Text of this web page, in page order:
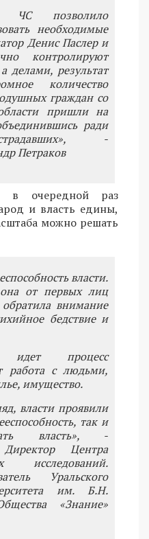
ЧС позволило
необходимые
Денис Паслер и
контролируют
делами, результат
количество
граждан со
пришли на
ради
-
Петраков
в очередной раз
и власть едины,
можно решать
власти.
от первых лиц
внимание
бедствие и
процесс
работа с людьми,
имущество.
власти проявили
так и
власть», -
Центра
исследований.
Уральского
им. Б.Н.
«Знание»